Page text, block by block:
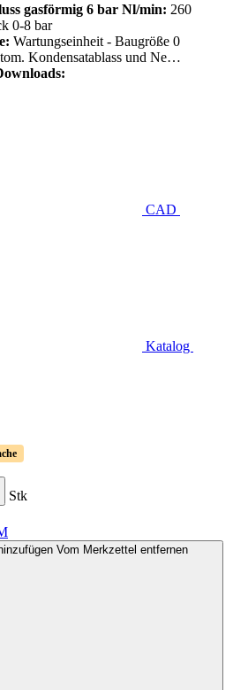
gasförmig 6 bar Nl/min: 260
0-8 bar
Wartungseinheit - Baugröße 0
Kondensatablass und Ne…
CAD
Katalog
Stk
Vom Merkzettel entfernen